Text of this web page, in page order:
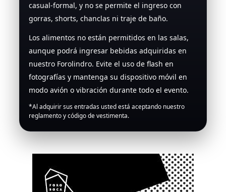
casual-formal, y no se permite el ingreso con
gorras, shorts, chanclas ni traje de baño.
Los alimentos no están permitidos en las salas,
aunque podrá ingresar bebidas adquiridas en
nuestro Forolindro. Evite el uso de flash en
fotografías y mantenga su dispositivo móvil en
modo avión o vibración durante todo el evento.
*Al adquirir sus entradas usted está aceptando nuestro
reglamento y código de vestimenta.